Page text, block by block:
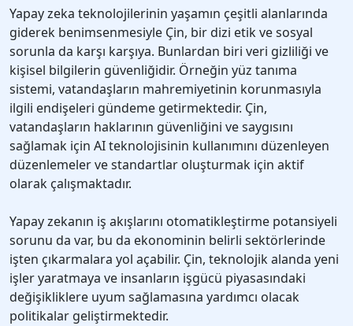
Yapay zeka teknolojilerinin yaşamın çeşitli alanlarında
giderek benimsenmesiyle Çin, bir dizi etik ve sosyal
sorunla da karşı karşıya. Bunlardan biri veri gizliliği ve
kişisel bilgilerin güvenliğidir. Örneğin yüz tanıma
sistemi, vatandaşların mahremiyetinin korunmasıyla
ilgili endişeleri gündeme getirmektedir. Çin,
vatandaşların haklarının güvenliğini ve saygısını
sağlamak için AI teknolojisinin kullanımını düzenleyen
düzenlemeler ve standartlar oluşturmak için aktif
olarak çalışmaktadır.
Yapay zekanın iş akışlarını otomatikleştirme potansiyeli
sorunu da var, bu da ekonominin belirli sektörlerinde
işten çıkarmalara yol açabilir. Çin, teknolojik alanda yeni
işler yaratmaya ve insanların işgücü piyasasındaki
değişikliklere uyum sağlamasına yardımcı olacak
politikalar geliştirmektedir.